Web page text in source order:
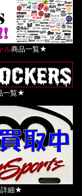
ル商品一覧★
一覧★
細★